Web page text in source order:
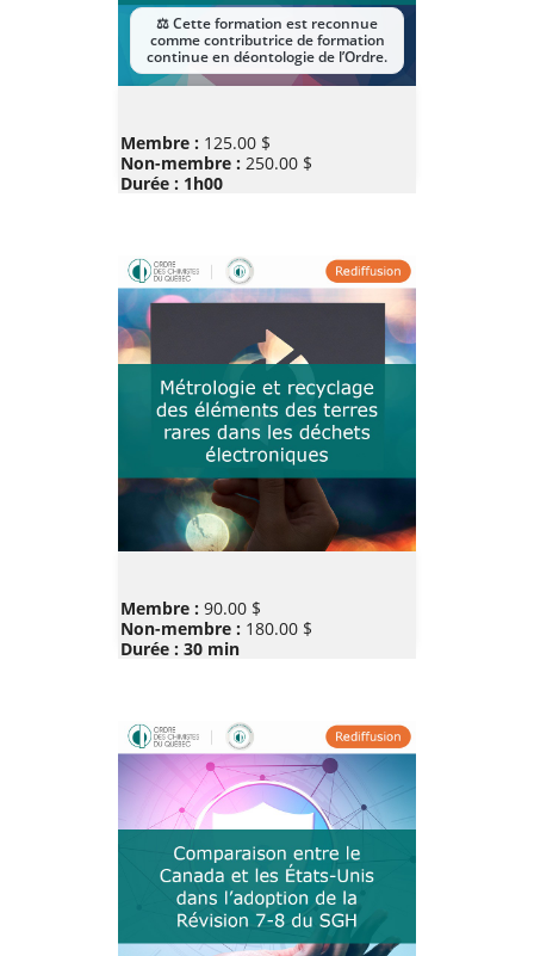
Prix
Membre : 125.00 $
Non-membre : 250.00 $
Durée : 1h00
Prix
Membre : 90.00 $
Non-membre : 180.00 $
Durée : 30 min